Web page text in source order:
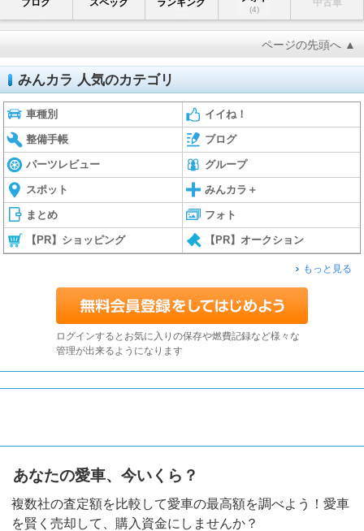
ブログ スペック ランキング
(4)
中古車
ページの先頭へ ▲
みんカラ 人気のカテゴリ
車種別 イイね！
整備手帳 ブログ
パーツレビュー グループ
スポット みんカラ＋
まとめ フォト
【PR】ショッピング 【PR】オークション
もっと見る
ログインするとお気に入りの保存や燃費記録など様々な
管理が出来るようになります
あなたの愛車、今いくら？
複数社の査定額を比較して愛車の最高額を調べよう！愛車
を賢く売却して、購入資金にしませんか？